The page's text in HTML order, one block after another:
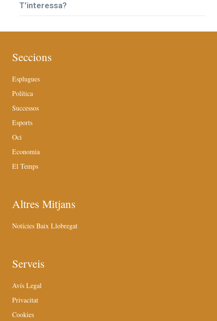
T’interessa?
Seccions
Esplugues
Política
Successos
Esports
Oci
Economia
El Temps
Altres Mitjans
Notícies Baix Llobregat
Serveis
Avís Legal
Privacitat
Cookies